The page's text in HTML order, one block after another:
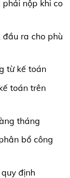
phải nộp khi co
ra cho phù
từ kế toán
toán trên
tháng
bổ công
định